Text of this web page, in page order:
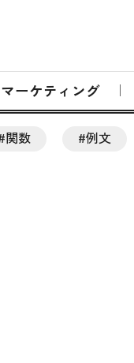
マーケティング
関数 #例文